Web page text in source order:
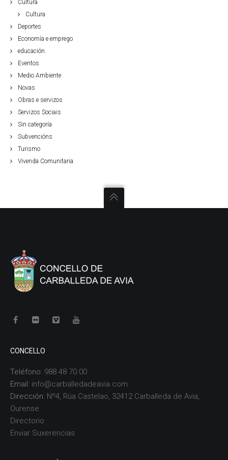
Cultura
Cultura
Deportes
Economía e emprego
educación.
Eventos
Medio Ambiente
Novas
Obras e servizos
Servizos Sociais
Sin categoría
Subvencións
Turismo
Vivenda Comunitaria
CONCELLO
Teléfono: 988 48 70 00
Email: info@carballedadeavia.com
Dirección: Nº4, Rúa Castelao, 32412 Carballeda de Avia,
Ourense
Directorio
Enviar Suxerencias